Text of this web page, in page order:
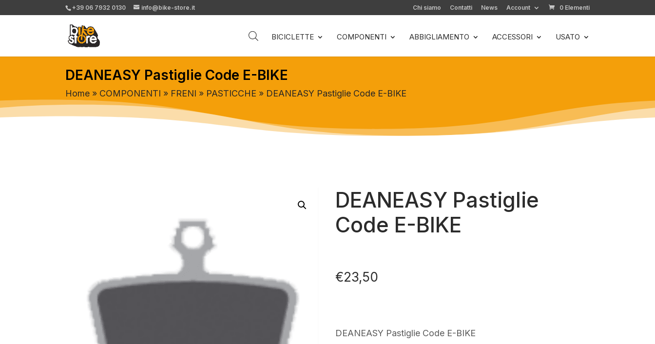
+39 06 7932 0130 info@bike-store.it Chi siamo Contatti News Account 0 Elementi
BICICLETTE COMPONENTI ABBIGLIAMENTO ACCESSORI USATO
DEANEASY Pastiglie Code E-BIKE
Home » COMPONENTI » FRENI » PASTICCHE » DEANEASY Pastiglie Code E-BIKE
DEANEASY Pastiglie
Code E-BIKE
€23,50
DEANEASY Pastiglie Code E-BIKE